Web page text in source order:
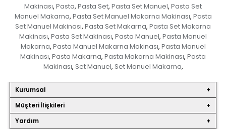
Makinası, Pasta, Pasta Set, Pasta Set Manuel, Pasta Set
Manuel Makarna, Pasta Set Manuel Makarna Makinası, Pasta
Set Manuel Makinası, Pasta Set Makarna, Pasta Set Makarna
Makinası, Pasta Set Makinası, Pasta Manuel, Pasta Manuel
Makarna, Pasta Manuel Makarna Makinası, Pasta Manuel
Makinası, Pasta Makarna, Pasta Makarna Makinası, Pasta
Makinası, Set Manuel, Set Manuel Makarna,
Kurumsal
Müşteri İlişkileri
Yardım